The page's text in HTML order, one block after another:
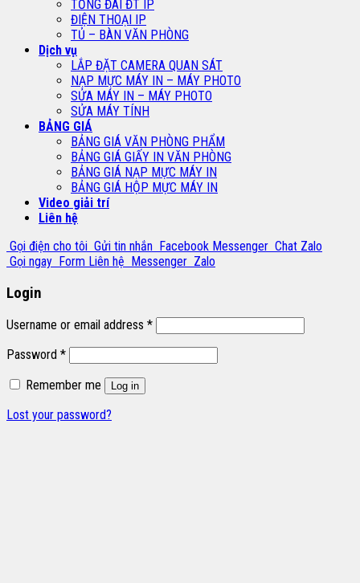
TỔNG ĐÀI ĐT IP
ĐIỆN THOẠI IP
TỦ – BÀN VĂN PHÒNG
Dịch vụ
LẮP ĐẶT CAMERA QUAN SÁT
NẠP MỰC MÁY IN – MÁY PHOTO
SỬA MÁY IN – MÁY PHOTO
SỬA MÁY TÍNH
BẢNG GIÁ
BẢNG GIÁ VĂN PHÒNG PHẨM
BẢNG GIÁ GIẤY IN VĂN PHÒNG
BẢNG GIÁ NẠP MỰC MÁY IN
BẢNG GIÁ HỘP MỰC MÁY IN
Video giải trí
Liên hệ
Gọi điện cho tôi Gửi tin nhắn Facebook Messenger Chat Zalo
Gọi ngay Form Liên hệ Messenger Zalo
Login
Username or email address *
Password *
Remember me
Log in
Lost your password?